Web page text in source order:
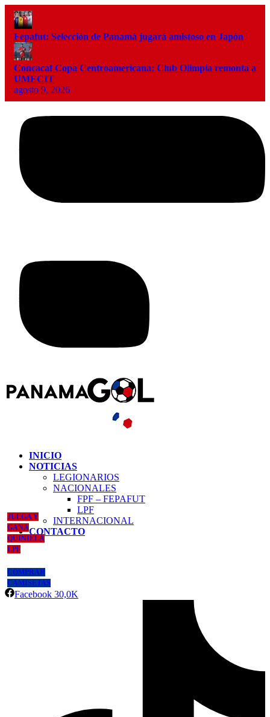
Fepafut: Selección de Panamá jugará amistoso en Japón
Concacaf Copa Centroamericana: Club Olimpia remonta a
UMECIT
agosto 9, 2026
INICIO
NOTICIAS
LEGIONARIOS
NACIONALES
FPF – FEPAFUT
LPF
INTERNACIONAL
CONTACTO
JUEGA Y
GANA
QUINIELA
LPF
COMPRAR
CAMISETAS
Facebook 30,0K